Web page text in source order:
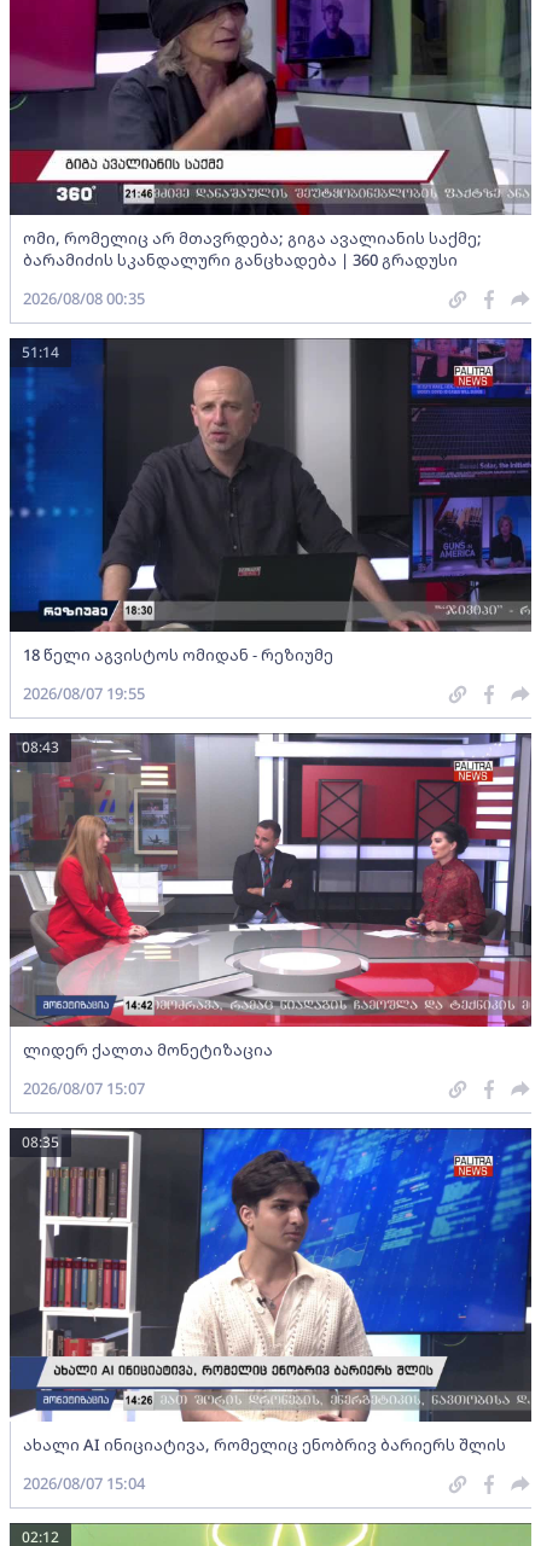
ომი, რომელიც არ მთავრდება; გიგა ავალიანის საქმე;
ბარამიძის სკანდალური განცხადება | 360 გრადუსი
2026/08/08 00:35
18 წელი აგვისტოს ომიდან - რეზიუმე
51:14
2026/08/07 19:55
ლიდერ ქალთა მონეტიზაცია
08:43
2026/08/07 15:07
ახალი AI ინიციატივა, რომელიც ენობრივ ბარიერს შლის
08:35
2026/08/07 15:04
02:12